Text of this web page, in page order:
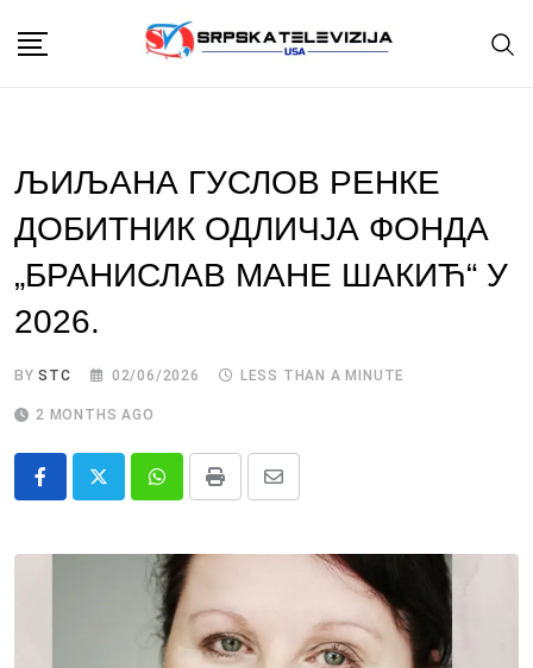
ЉИЉАНА ГУСЛОВ РЕНКЕ
ДОБИТНИК ОДЛИЧЈА ФОНДА
„БРАНИСЛАВ МАНЕ ШАКИЋ“ У
2026.
BYSTC 02/06/2026 LESS THAN A MINUTE
2 MONTHS AGO
Whatsapp
Print
Share